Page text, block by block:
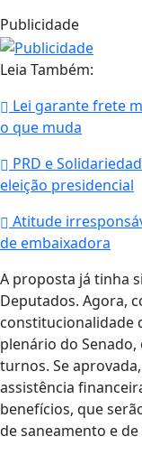
Publicidade
Leia Também:
Lei garante frete
o que muda
PRD e
eleição presidencial
Atitude
de embaixadora
A proposta já tinha
Deputados. Agora,
constitucionalidade
plenário do
turnos. Se
assistência
benefícios, que
de saneamento e de